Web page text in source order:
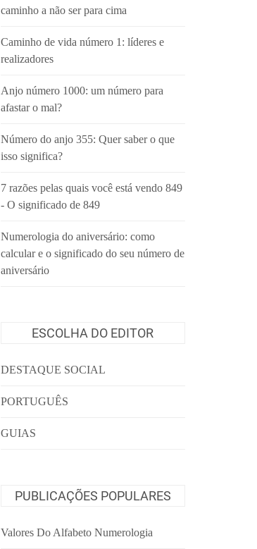
caminho a não ser para cima
Caminho de vida número 1: líderes e
realizadores
Anjo número 1000: um número para
afastar o mal?
Número do anjo 355: Quer saber o que
isso significa?
7 razões pelas quais você está vendo 849
- O significado de 849
Numerologia do aniversário: como
calcular e o significado do seu número de
aniversário
ESCOLHA DO EDITOR
DESTAQUE SOCIAL
PORTUGUÊS
GUIAS
PUBLICAÇÕES POPULARES
Valores Do Alfabeto Numerologia